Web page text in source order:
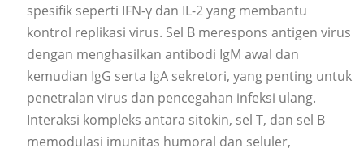
spesifik seperti IFN-γ dan IL-2 yang membantu
kontrol replikasi virus. Sel B merespons antigen virus
dengan menghasilkan antibodi IgM awal dan
kemudian IgG serta IgA sekretori, yang penting untuk
penetralan virus dan pencegahan infeksi ulang.
Interaksi kompleks antara sitokin, sel T, dan sel B
memodulasi imunitas humoral dan seluler,